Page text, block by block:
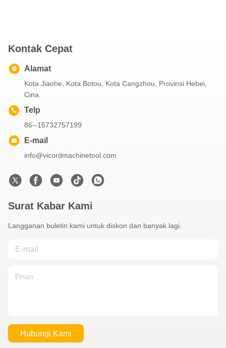
Kontak Cepat
Alamat
Kota Jiaohe, Kota Botou, Kota Cangzhou, Provinsi Hebei,
Cina.
Telp
86--15732757199
E-mail
info@vicordmachinetool.com
Surat Kabar Kami
Langganan buletin kami untuk diskon dan banyak lagi.
Hubungi Kami